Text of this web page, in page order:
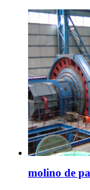
molino de